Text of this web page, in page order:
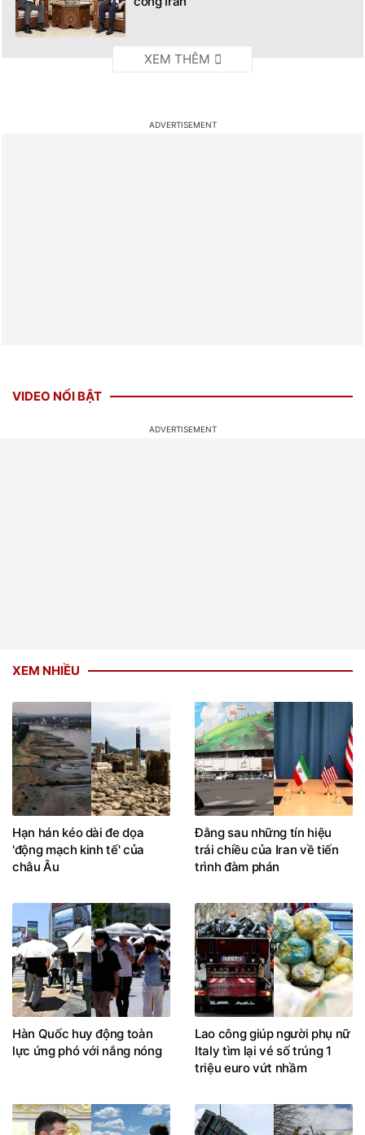
Hạn hán kéo dài đe dọa
'động mạch kinh tế' của
châu Âu
Đằng sau những tín hiệu
trái chiều của Iran về tiến
trình đàm phán
Hàn Quốc huy động toàn
lực ứng phó với nắng nóng
Lao công giúp người phụ nữ
Italy tìm lại vé số trúng 1
triệu euro vứt nhầm